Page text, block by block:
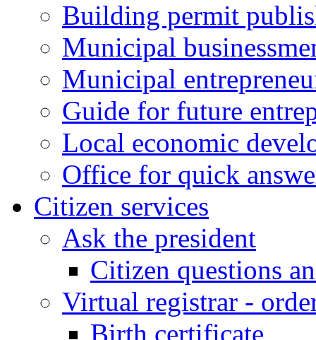
Building permit
Municipal
Municipal
Guide for future
Local economic
Office for quick
Citizen services
Ask the president
Citizen questions
Virtual registrar -
Birth certificate